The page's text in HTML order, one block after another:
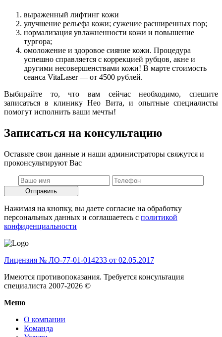
выраженный лифтинг кожи
улучшение рельефа кожи; сужение расширенных пор;
нормализация увлажненности кожи и повышение
тургора;
омоложение и здоровое сияние кожи. Процедура
успешно справляется с коррекцией рубцов, акне и
другими несовершенствами кожи! В марте стоимость
сеанса VitaLaser — от 4500 рублей.
Выбирайте то, что вам сейчас необходимо, спешите
записаться в клинику Нео Вита, и опытные специалисты
помогут исполнить ваши мечты!
Записаться на консультацию
Оставьте свои данные и наши администраторы свяжутся и
проконсультируют Вас
Отправить
Нажимая на кнопку, вы даете согласие на обработку
персональных данных и соглашаетесь c политикой
конфиденциальности
Лицензия № ЛО-77-01-014233 от 02.05.2017
Имеются противопоказания. Требуется консультация
специалиста 2007-2026 ©
Меню
О компании
Команда